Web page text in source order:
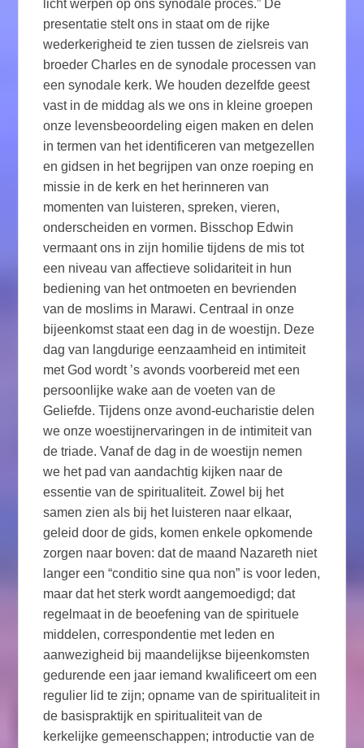
licht werpen op ons synodale proces.” De
presentatie stelt ons in staat om de rijke
wederkerigheid te zien tussen de zielsreis van
broeder Charles en de synodale processen van
een synodale kerk. We houden dezelfde geest
vast in de middag als we ons in kleine groepen
onze levensbeoordeling eigen maken en delen
in termen van het identificeren van metgezellen
en gidsen in het begrijpen van onze roeping en
missie in de kerk en het herinneren van
momenten van luisteren, spreken, vieren,
onderscheiden en vormen. Bisschop Edwin
vermaant ons in zijn homilie tijdens de mis tot
een niveau van affectieve solidariteit in hun
bediening van het ontmoeten en bevrienden
van de moslims in Marawi. Centraal in onze
bijeenkomst staat een dag in de woestijn. Deze
dag van langdurige eenzaamheid en intimiteit
met God wordt ’s avonds voorbereid met een
persoonlijke wake aan de voeten van de
Geliefde. Tijdens onze avond-eucharistie delen
we onze woestijnervaringen in de intimiteit van
de triade. Vanaf de dag in de woestijn nemen
we het pad van aandachtig kijken naar de
essentie van de spiritualiteit. Zowel bij het
samen zien als bij het luisteren naar elkaar,
geleid door de gids, komen enkele opkomende
zorgen naar boven: dat de maand Nazareth niet
langer een “conditio sine qua non” is voor leden,
maar dat het sterk wordt aangemoedigd; dat
regelmaat in de beoefening van de spirituele
middelen, correspondentie met leden en
aanwezigheid bij maandelijkse bijeenkomsten
gedurende een jaar iemand kwalificeert om een ​​
regulier lid te zijn; opname van de spiritualiteit in
de basispraktijk en spiritualiteit van de
kerkelijke gemeenschappen; introductie van de